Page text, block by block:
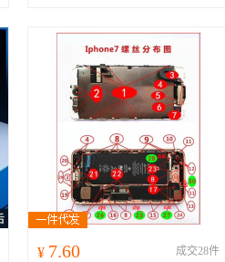
¥ 7.60
成交28件